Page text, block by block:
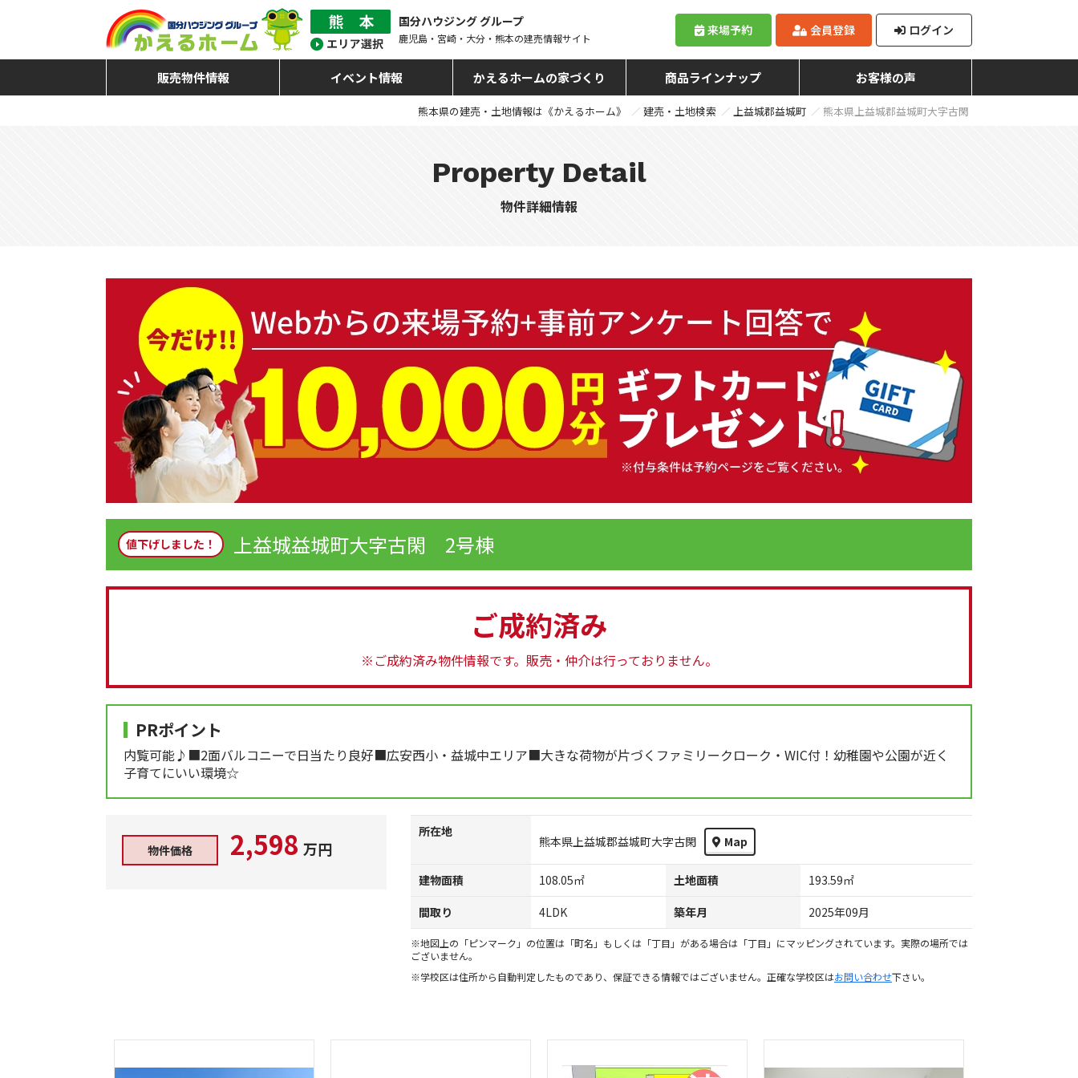
国分ハウジング グループ
鹿児島・宮崎・大分・熊本の建売情報サイト
来場予約 会員登録 ログイン
販売物件情報 イベント情報 かえるホームの家づくり 商品ラインナップ お客様の声
熊本県の建売・土地情報は《かえるホーム》 建売・土地検索 上益城郡益城町 熊本県上益城郡益城町大字古閑
Property Detail
物件詳細情報
値下げしました！ 上益城益城町大字古閑 2号棟
ご成約済み
※ご成約済み物件情報です。 販売・仲介は行っておりません。
PRポイント
内覧可能♪■2面バルコニーで日当たり良好■広安西小・益城中エリア■大きな荷物が片づくファミリークローク・WIC付！幼稚園や公園が近く
子育てにいい環境☆
物件価格 2,598 万円
所在地
熊本県上益城郡益城町大字古閑 Map
建物面積 108.05㎡ 土地面積
193.59㎡
間取り
4LDK 築年月 2025年09月
※地図上の「ピンマーク」の位置は「町名」もしくは「丁目」がある場合は「丁目」にマッピングされています。実際の場所では
ございません。
※学校区は住所から自動判定したものであり、保証できる情報ではございません。正確な学校区はお問い合わせ下さい。